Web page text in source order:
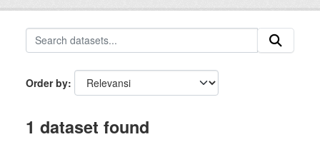
Order by
1 dataset found